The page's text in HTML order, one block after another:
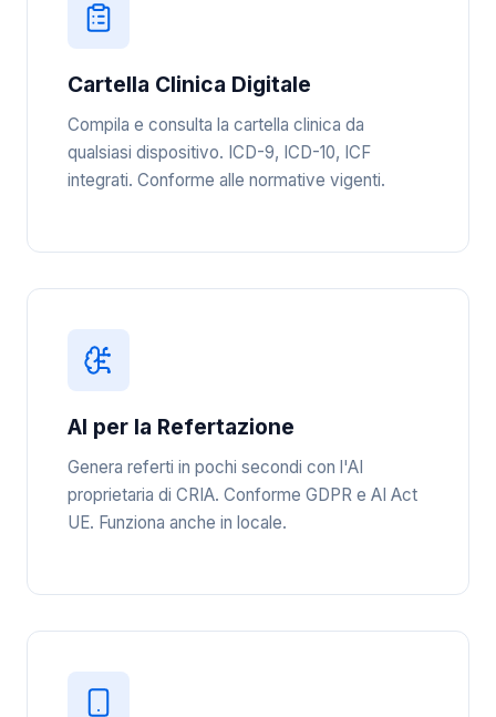
Cartella Clinica Digitale
Compila e consulta la cartella clinica da
qualsiasi dispositivo. ICD-9, ICD-10, ICF
integrati. Conforme alle normative vigenti.
AI per la Refertazione
Genera referti in pochi secondi con l'AI
proprietaria di CRIA. Conforme GDPR e AI Act
UE. Funziona anche in locale.